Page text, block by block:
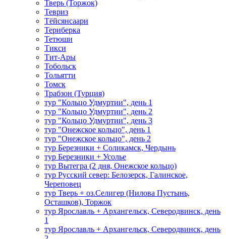
Тверь (Торжок)
Тевриз
Тёйсянсаари
Териберка
Тетюши
Тикси
Тит-Ары
Тобольск
Тольятти
Томск
Трабзон (Турция)
тур "Кольцо Удмуртии", день 1
тур "Кольцо Удмуртии", день 2
тур "Кольцо Удмуртии", день 3
тур "Онежское кольцо", день 1
тур "Онежское кольцо", день 2
тур Березники + Соликамск, Чердынь
тур Березники + Усолье
тур Вытегра (2 дня, Онежское кольцо)
тур Русский север: Белозерск, Галинское,
Череповец
тур Тверь + оз.Селигер (Нилова Пустынь,
Осташков), Торжок
тур Ярославль + Архангельск, Северодвинск, день
1
тур Ярославль + Архангельск, Северодвинск, день